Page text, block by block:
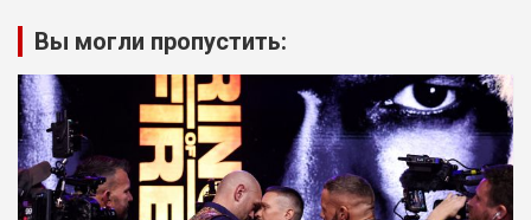
Вы могли пропустить: